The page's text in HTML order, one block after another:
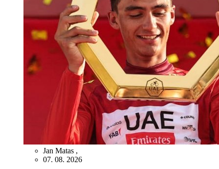
Jan Matas ,
07. 08. 2026